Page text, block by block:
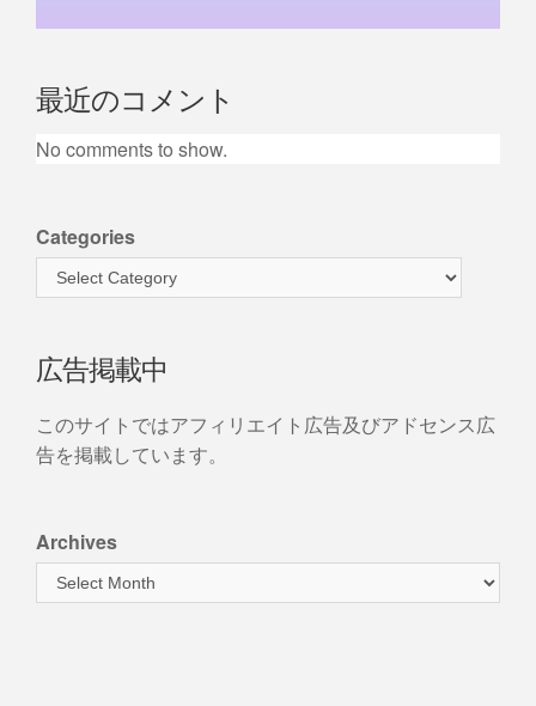
最近のコメント
No comments to show.
Categories
広告掲載中
このサイトではアフィリエイト広告及びアドセンス広
告を掲載しています。
Archives